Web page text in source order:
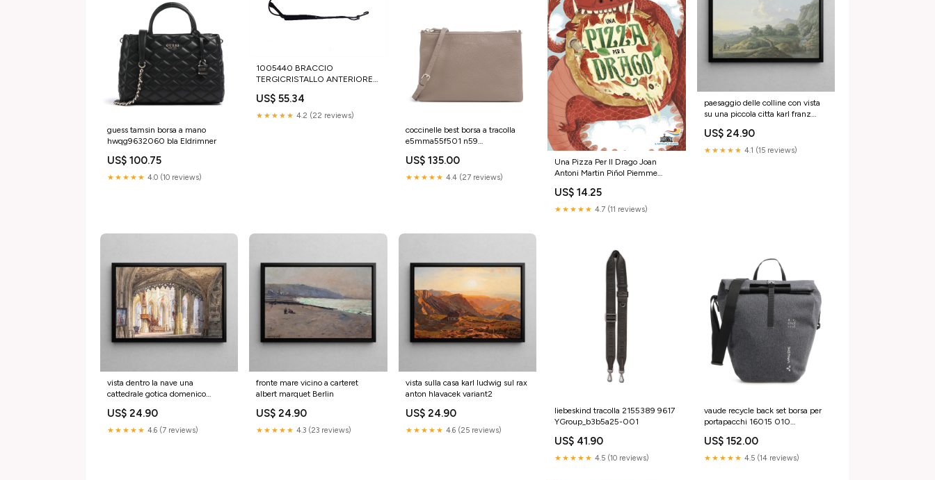
guess tamsin borsa a mano
hwqg9632060 bla Eldrimner
US$ 100.75
★★★★★ 4.0 (10 reviews)
1005440 BRACCIO
TERGICRISTALLO ANTERIORE
AR1003900
US$ 55.34
★★★★★ 4.2 (22 reviews)
coccinelle best borsa a tracolla
e5mma55f501 n59
US$ 135.00
★★★★★ 4.4 (27 reviews)
Una Pizza Per Il Drago Joan
Antoni Martin Piñol Piemme
US$ 14.25
★★★★★ 4.7 (11 reviews)
paesaggio delle colline con vista
su una piccola citta karl franz
US$ 24.90
★★★★★ 4.1 (15 reviews)
vista dentro la nave una
cattedrale gotica domenico
tableaux de Venise
US$ 24.90
★★★★★ 4.6 (7 reviews)
fronte mare vicino a carteret
albert marquet Berlin
US$ 24.90
★★★★★ 4.3 (23 reviews)
vista sulla casa karl ludwig sul rax
anton hlavacek variant2
US$ 24.90
★★★★★ 4.6 (25 reviews)
liebeskind tracolla 2155389 9617
YGroup_b3b5a25-001
US$ 41.90
★★★★★ 4.5 (10 reviews)
vaude recycle back set borsa per
portapacchi 16015 010
US$ 152.00
★★★★★ 4.5 (14 reviews)